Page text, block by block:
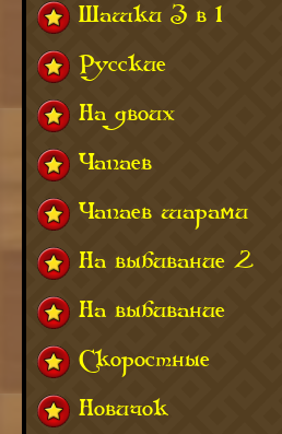
Шашки 3 в 1
Русские
На двоих
Чапаев
Чапаев шарами
На выбивание 2
На выбивание
Скоростные
Новичок